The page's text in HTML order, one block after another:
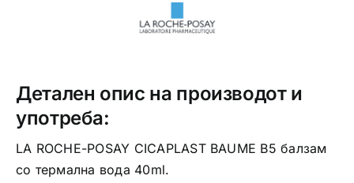
термална
вода
количина
Детален опис на производот и
употреба:
LA ROCHE-POSAY CICAPLAST BAUME B5 балзам
со термална вода 40ml.